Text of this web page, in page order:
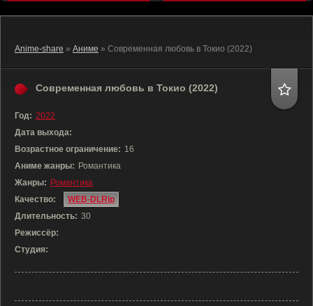
Anime-share » Аниме » Современная любовь в Токио (2022)
Современная любовь в Токио (2022)
Год: 2022
Дата выхода:
Возрастное ограничение: 16
Аниме жанры: Романтика
Жанры: Романтика
Качество:
WEB-DLRip
Длительность: 30
Режиссёр:
Студия: